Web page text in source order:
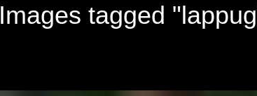
Images tagged